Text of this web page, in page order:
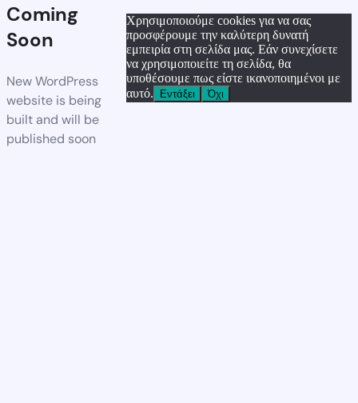
Coming
Soon
New WordPress
website is being
built and will be
published soon
Χρησιμοποιούμε cookies για να σας
προσφέρουμε την καλύτερη δυνατή
εμπειρία στη σελίδα μας. Εάν συνεχίσετε
να χρησιμοποιείτε τη σελίδα, θα
υποθέσουμε πως είστε ικανοποιημένοι με
αυτό.
Εντάξει Όχι